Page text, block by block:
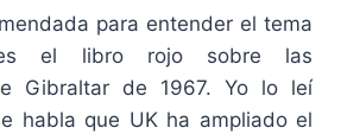
para entender el tema
el libro rojo sobre las
Gibraltar de 1967. Yo lo leí
habla que UK ha ampliado el